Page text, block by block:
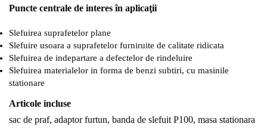
Puncte centrale de interes în aplicaţii
Slefuirea suprafetelor plane
Slefuire usoara a suprafetelor furniruite de calitate ridicata
Slefuirea de indepartare a defectelor de rindeluire
Slefuirea materialelor in forma de benzi subtiri, cu masinile
stationare
Articole incluse
sac de praf, adaptor furtun, banda de slefuit P100, masa stationara